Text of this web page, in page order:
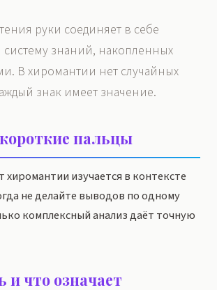
руки соединяет в себе
знаний, накопленных
В хиромантии нет случайных
знак имеет значение.
пальцы
изучается в контексте
не делайте выводов по одному
комплексный анализ даёт точную
и что означает